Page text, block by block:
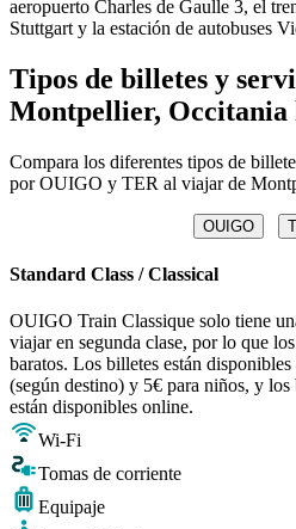
aeropuerto Charles de Gaulle 3, el
Stuttgart y la estación de autobuses
Tipos de billetes y
Montpellier, Occitania
Compara los diferentes tipos de
por OUIGO y TER al viajar de
OUIGO
Standard Class / Classical
OUIGO Train Classique solo tiene
viajar en segunda clase, por lo que
baratos. Los billetes están
(según destino) y 5€ para niños, y
están disponibles online.
Wi-Fi
Tomas de corriente
Equipaje